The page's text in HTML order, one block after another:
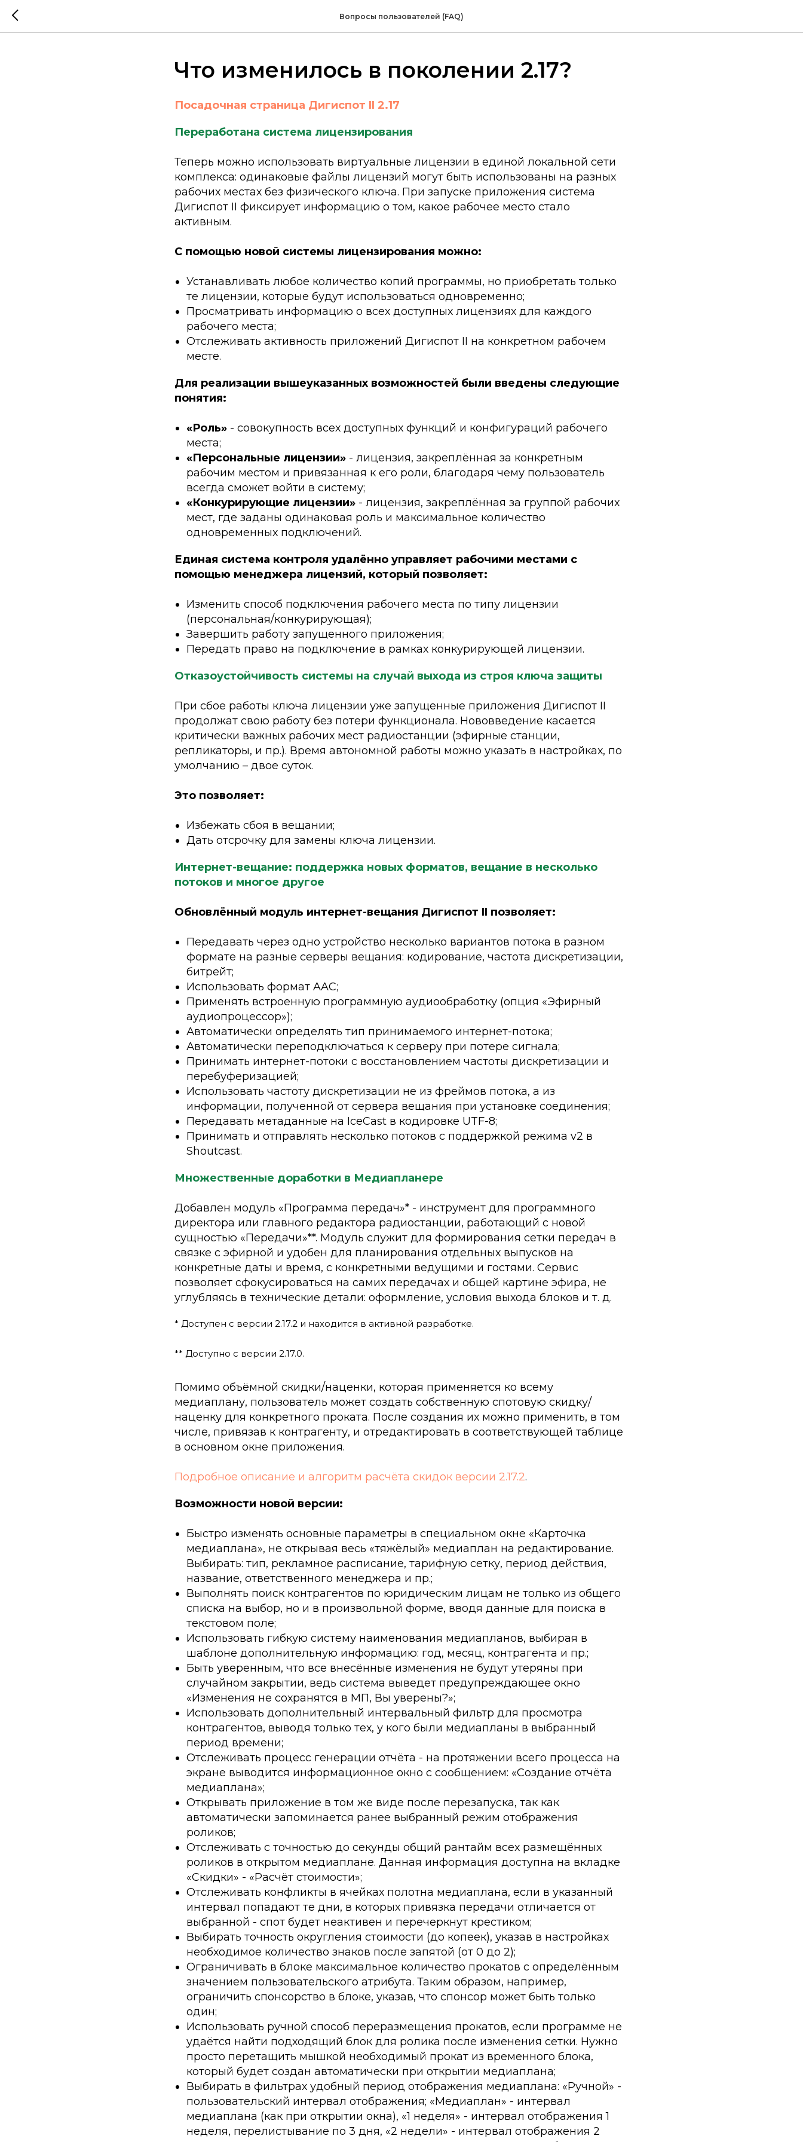
Вопросы пользователей (FAQ)
Что изменилось в поколении 2.17?
Посадочная страница Дигиспот II 2.17
Переработана система лицензирования
Теперь можно использовать виртуальные лицензии в единой локальной сети
комплекса: одинаковые файлы лицензий могут быть использованы на разных
рабочих местах без физического ключа. При запуске приложения система
Дигиспот II фиксирует информацию о том, какое рабочее место стало
активным.
С помощью новой системы лицензирования можно:
Устанавливать любое количество копий программы, но приобретать только
те лицензии, которые будут использоваться одновременно;
Просматривать информацию о всех доступных лицензиях для каждого
рабочего места;
Отслеживать активность приложений Дигиспот II на конкретном рабочем
месте.
Для реализации вышеуказанных возможностей были введены следующие
понятия:
«Роль» - совокупность всех доступных функций и конфигураций рабочего
места;
«Персональные лицензии» - лицензия, закреплённая за конкретным
рабочим местом и привязанная к его роли, благодаря чему пользователь
всегда сможет войти в систему;
«Конкурирующие лицензии» - лицензия, закреплённая за группой рабочих
мест, где заданы одинаковая роль и максимальное количество
одновременных подключений.
Единая система контроля удалённо управляет рабочими местами с
помощью менеджера лицензий, который позволяет:
Изменить способ подключения рабочего места по типу лицензии
(персональная/конкурирующая);
Завершить работу запущенного приложения;
Передать право на подключение в рамках конкурирующей лицензии.
Отказоустойчивость системы на случай выхода из строя ключа защиты
При сбое работы ключа лицензии уже запущенные приложения Дигиспот II
продолжат свою работу без потери функционала. Нововведение касается
критически важных рабочих мест радиостанции (эфирные станции,
репликаторы, и пр.). Время автономной работы можно указать в настройках, по
умолчанию – двое суток.
Это позволяет:
Избежать сбоя в вещании;
Дать отсрочку для замены ключа лицензии.
Интернет-вещание: поддержка новых форматов, вещание в несколько
потоков и многое другое
Обновлённый модуль интернет-вещания Дигиспот II позволяет:
Передавать через одно устройство несколько вариантов потока в разном
формате на разные серверы вещания: кодирование, частота дискретизации,
битрейт;
Использовать формат AAC;
Применять встроенную программную аудиообработку (опция «Эфирный
аудиопроцессор»);
Автоматически определять тип принимаемого интернет-потока;
Автоматически переподключаться к серверу при потере сигнала;
Принимать интернет-потоки с восстановлением частоты дискретизации и
перебуферизацией;
Использовать частоту дискретизации не из фреймов потока, а из
информации, полученной от сервера вещания при установке соединения;
Передавать метаданные на IceCast в кодировке UTF-8;
Принимать и отправлять несколько потоков с поддержкой режима v2 в
Shoutcast.
Множественные доработки в Медиапланере
Добавлен модуль «Программа передач»* - инструмент для программного
директора или главного редактора радиостанции, работающий с новой
сущностью «Передачи»**. Модуль служит для формирования сетки передач в
связке с эфирной и удобен для планирования отдельных выпусков на
конкретные даты и время, с конкретными ведущими и гостями. Сервис
позволяет сфокусироваться на самих передачах и общей картине эфира, не
углубляясь в технические детали: оформление, условия выхода блоков и т. д.
* Доступен с версии 2.17.2 и находится в активной разработке.
** Доступно с версии 2.17.0.
Помимо объёмной скидки/наценки, которая применяется ко всему
медиаплану, пользователь может создать собственную спотовую скидку/
наценку для конкретного проката. После создания их можно применить, в том
числе, привязав к контрагенту, и отредактировать в соответствующей таблице
в основном окне приложения.
Подробное описание и алгоритм расчёта скидок версии 2.17.2.
Возможности новой версии:
Быстро изменять основные параметры в специальном окне «Карточка
медиаплана», не открывая весь «тяжёлый» медиаплан на редактирование.
Выбирать: тип, рекламное расписание, тарифную сетку, период действия,
название, ответственного менеджера и пр.;
Выполнять поиск контрагентов по юридическим лицам не только из общего
списка на выбор, но и в произвольной форме, вводя данные для поиска в
текстовом поле;
Использовать гибкую систему наименования медиапланов, выбирая в
шаблоне дополнительную информацию: год, месяц, контрагента и пр.;
Быть уверенным, что все внесённые изменения не будут утеряны при
случайном закрытии, ведь система выведет предупреждающее окно
«Изменения не сохранятся в МП, Вы уверены?»;
Использовать дополнительный интервальный фильтр для просмотра
контрагентов, выводя только тех, у кого были медиапланы в выбранный
период времени;
Отслеживать процесс генерации отчёта - на протяжении всего процесса на
экране выводится информационное окно с сообщением: «Создание отчёта
медиаплана»;
Открывать приложение в том же виде после перезапуска, так как
автоматически запоминается ранее выбранный режим отображения
роликов;
Отслеживать с точностью до секунды общий рантайм всех размещённых
роликов в открытом медиаплане. Данная информация доступна на вкладке
«Скидки» - «Расчёт стоимости»;
Отслеживать конфликты в ячейках полотна медиаплана, если в указанный
интервал попадают те дни, в которых привязка передачи отличается от
выбранной - спот будет неактивен и перечеркнут крестиком;
Выбирать точность округления стоимости (до копеек), указав в настройках
необходимое количество знаков после запятой (от 0 до 2);
Ограничивать в блоке максимальное количество прокатов с определённым
значением пользовательского атрибута. Таким образом, например,
ограничить спонсорство в блоке, указав, что спонсор может быть только
один;
Использовать ручной способ переразмещения прокатов, если программе не
удаётся найти подходящий блок для ролика после изменения сетки. Нужно
просто перетащить мышкой необходимый прокат из временного блока,
который будет создан автоматически при открытии медиаплана;
Выбирать в фильтрах удобный период отображения медиаплана: «Ручной» -
пользовательский интервал отображения; «Медиаплан» - интервал
медиаплана (как при открытии окна), «1 неделя» - интервал отображения 1
неделя, перелистывание по 3 дня, «2 недели» - интервал отображения 2